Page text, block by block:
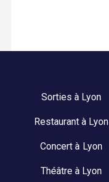
Sorties à Lyon
Restaurant à Lyon
Concert à Lyon
Théâtre à Lyon